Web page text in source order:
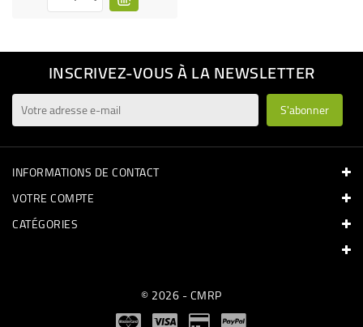
INSCRIVEZ-VOUS À LA NEWSLETTER
INFORMATIONS DE CONTACT
VOTRE COMPTE
CATÉGORIES
© 2026 - CMRP